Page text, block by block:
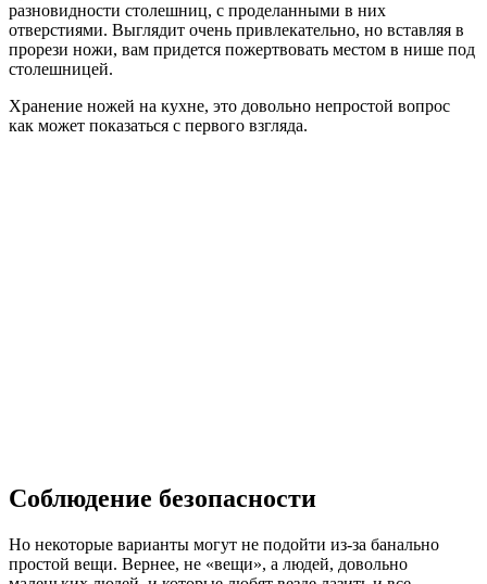
разновидности столешниц, с проделанными в них
отверстиями. Выглядит очень привлекательно, но вставляя в
прорези ножи, вам придется пожертвовать местом в нише под
столешницей.
Хранение ножей на кухне, это довольно непростой вопрос
как может показаться с первого взгляда.
Соблюдение безопасности
Но некоторые варианты могут не подойти из-за банально
простой вещи. Вернее, не «вещи», а людей, довольно